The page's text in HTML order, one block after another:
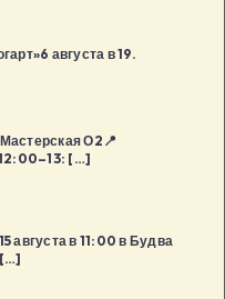
августа в 19.
О2📍
[…]
в 11:00 в Будва
[…]